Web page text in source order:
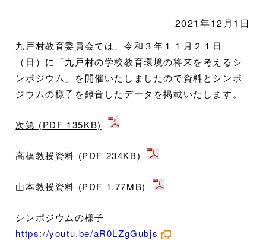
2021年12月1日
九戸村教育委員会では、令和３年１１月２１日
（日）に「九戸村の学校教育環境の将来を考えるシ
ンポジウム」を開催いたしましたので資料とシンポ
ジウムの様子を録音したデータを掲載いたします。
次第 (PDF 135KB)
高橋教授資料 (PDF 234KB)
山本教授資料 (PDF 1.77MB)
シンポジウムの様子
https://youtu.be/aR0LZgGubjs